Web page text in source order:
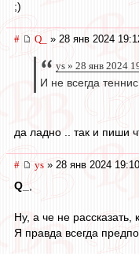
;)
# Q_ » 28 янв 2024
ys » 28 янв 2024
И не всегда
да ладно .. так и пиши
# ys » 28 янв 2024 19:10
Q_
Ну, а че не рассказать,
Я правда всегда